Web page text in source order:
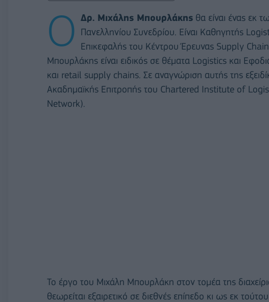
Ο Δρ. Μιχάλης Μπουρλάκης θα είναι ένας εκ
Πανελληνίου Συνεδρίου. Είναι Καθηγητής
Επικεφαλής του Κέντρου Έρευνας Supply
Μπουρλάκης είναι ειδικός σε θέματα Logistics και
και retail supply chains. Σε αναγνώριση αυτής της
Ακαδημαϊκής Επιτροπής του Chartered Institute of
Network).
Το έργο του Μιχάλη Μπουρλάκη στον τομέα της
θεωρείται εξαιρετικό σε διεθνές επίπεδο κι ως εκ